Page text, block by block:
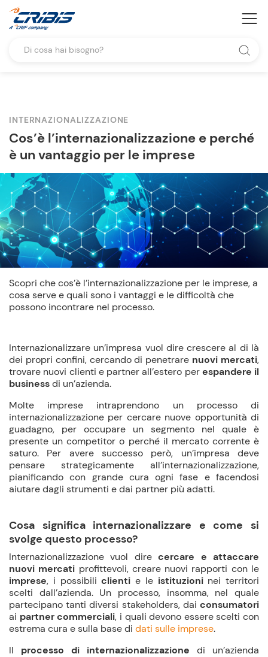
INTERNAZIONALIZZAZIONE
Cos’è l’internazionalizzazione e perché
è un vantaggio per le imprese
Scopri che cos’è l’internazionalizzazione per le imprese, a
cosa serve e quali sono i vantaggi e le difficoltà che
possono incontrare nel processo.
Internazionalizzare un’impresa vuol dire crescere al di là
dei propri confini, cercando di penetrare nuovi mercati,
trovare nuovi clienti e partner all’estero perespandere il
businessdi un’azienda.
Molte imprese intraprendono un processo di
internazionalizzazione per cercare nuove opportunità di
guadagno, per occupare un segmento nel quale è
presente un competitor o perché il mercato corrente è
saturo. Per avere successo però, un’impresa deve
pensare strategicamente all’internazionalizzazione,
pianificando con grande cura ogni fase e facendosi
aiutare dagli strumenti e dai partner più adatti.
Cosa significa internazionalizzare e come si
svolge questo processo?
Internazionalizzazione vuol direcercare e attaccare
nuovi mercati profittevoli, creare nuovi rapporti con le
imprese, i possibiliclienti e le istituzioninei territori
scelti dall’azienda. Un processo, insomma, nel quale
partecipano tanti diversi stakeholders, dai consumatori
ai partner commerciali, i quali devono essere scelti con
estrema cura e sulla base di dati sulle imprese.
Il processo di internazionalizzazione di un’azienda